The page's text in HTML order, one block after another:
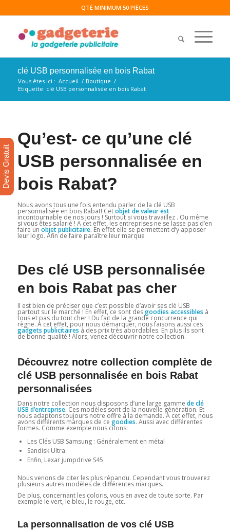
QTÉ MINIMUM 50 PIÈCES
clé USB personnalisée en bois Rabat
Vous êtes ici : Accueil / Boutique /
Etiquette: clé USB personnalisée en bois Rabat
Qu’est- ce qu’une clé
USB personnalisée en
bois Rabat?
Nous avons tous une fois entendu parler de la clé USB
personnalisée en bois Rabat! Cetobjet de valeur est
incontournable de nos jours ! Surtout si vous travaillez . Ou même
si vous êtes salarié ! A cet effet, les entreprises ne se lasse pas d’en
faire un objet publicitaire. En effet elle se permettent d’y apposer
leur logo. Afin de faire paraître leur marque
Des clé USB personnalisée
en bois Rabat pas cher
Il est bien de préciser que c’est possible d’avoir ses clé USB
partout sur le marché ! En effet, ce sont desgoodies accessibles à
tous et pas du tout cher ! Du fait de la grande concurrence qui
règne. A cet effet, pour nous démarquer, nous faisons aussi ces
gadgets publicitaires à des prix très abordables. En plus ils sont
de bonne qualité ! Alors, venez découvrir notre collection.
Découvrez notre collection complète de
clé USB personnalisée en bois Rabat
personnalisées
Dans notre collection nous disposons d’une large gamme de clé
USB d’entreprise. Ces modèles sont de la nouvelle génération. Et
nous adaptons toujours notre offre à la demande. A cet effet, nous
avons différents marques de ce goodies. Aussi avec différentes
formes. Comme exemple nous citons:
Les Clés USB Samsung : Généralement en métal
Sandisk Ultra
Enfin, Lexar jumpdrive S45
Nous venons de citer les plus répandu. Cependant vous trouverez
plusieurs autres modèles de différentes marques.
De plus, concernant les coloris, vous en avez de toute sorte. Par
exemple le vert, le bleu, le rouge, etc.
La personnalisation de vos clé USB
Devis Gratuit